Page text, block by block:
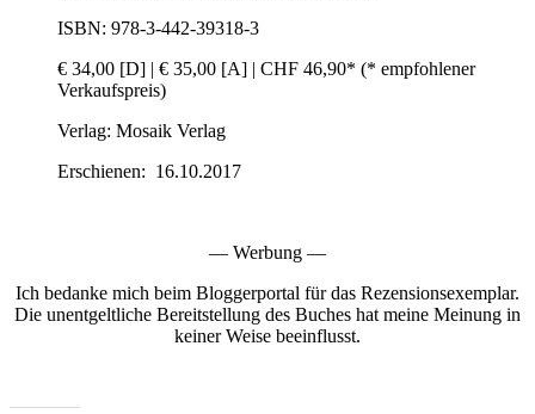
ISBN: 978-3-442-39318-3
€ 34,00 [D] | € 35,00 [A] | CHF 46,90* (* empfohlener
Verkaufspreis)
Verlag: Mosaik Verlag
Erschienen: 16.10.2017
— Werbung —
Ich bedanke mich beim Bloggerportal für das Rezensionsexemplar.
Die unentgeltliche Bereitstellung des Buches hat meine Meinung in
keiner Weise beeinflusst.